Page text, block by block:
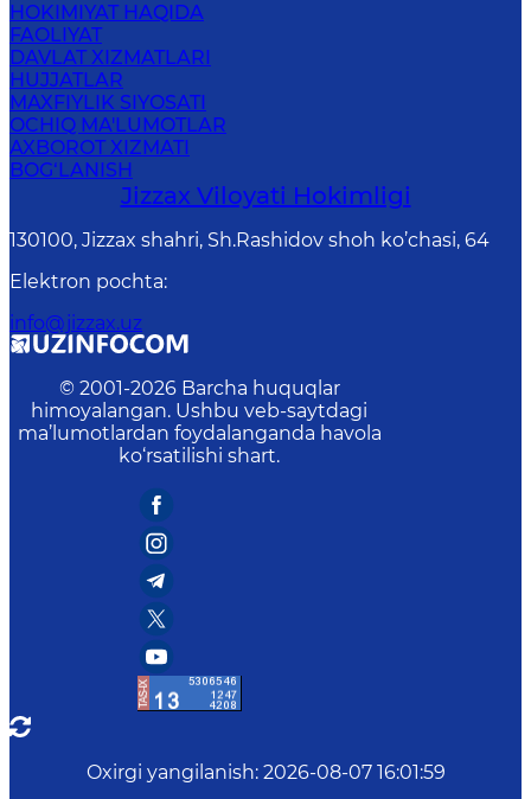
HOKIMIYAT HAQIDA
FAOLIYAT
DAVLAT XIZMATLARI
HUJJATLAR
MAXFIYLIK SIYOSATI
OCHIQ MA'LUMOTLAR
AXBOROT XIZMATI
BOG‘LANISH
Jizzах Vilоyati Hоkimligi
130100, Jizzax shahri, Sh.Rashidov shoh ko’chasi, 64
Elektron pochta:
info@jizzax.uz
© 2001-2026 Barcha huquqlar
himoyalangan. Ushbu veb-saytdagi
ma’lumotlardan foydalanganda havola
ko‘rsatilishi shart.
Oxirgi yangilanish: 2026-08-07 16:01:59